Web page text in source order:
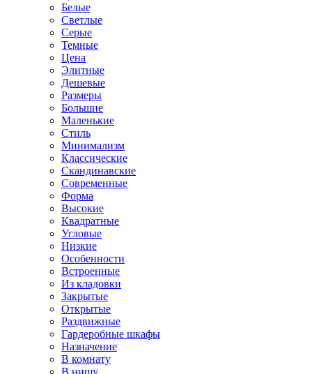
Белые
Светлые
Серые
Темные
Цена
Элитные
Дешевые
Размеры
Большие
Маленькие
Стиль
Минимализм
Классические
Скандинавские
Современные
Форма
Высокие
Квадратные
Угловые
Низкие
Особенности
Встроенные
Из кладовки
Закрытые
Открытые
Раздвижные
Гардеробные шкафы
Назначение
В комнату
В нишу